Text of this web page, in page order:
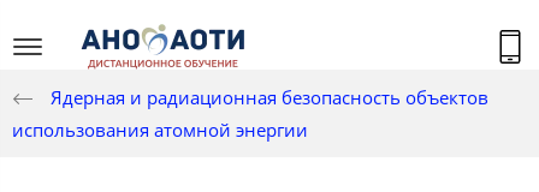
Ядерная и радиационная безопасность объектов
использования атомной энергии